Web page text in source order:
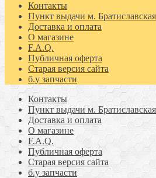
Контакты
Пункт выдачи м. Братиславская
Доставка и оплата
О магазине
F.A.Q.
Публичная оферта
Старая версия сайта
б.у запчасти
Контакты
Пункт выдачи м. Братиславская
Доставка и оплата
О магазине
F.A.Q.
Публичная оферта
Старая версия сайта
б.у запчасти